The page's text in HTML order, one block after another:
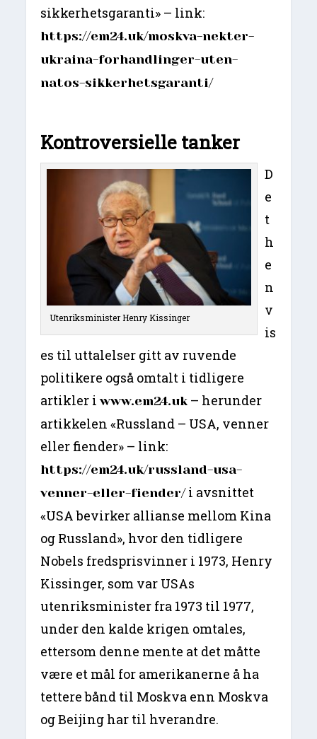
sikkerhetsgaranti» – link:
https://em24.uk/moskva-nekter-
ukraina-forhandlinger-uten-
natos-sikkerhetsgaranti/
Kontroversielle tanker
Utenriksminister Henry Kissinger
D
e
t
h
e
n
v
is
es til uttalelser gitt av ruvende
politikere også omtalt i tidligere
artikler iwww.em24.uk– herunder
artikkelen «Russland – USA, venner
eller fiender» – link:
https://em24.uk/russland-usa-
venner-eller-fiender/i avsnittet
«USA bevirker allianse mellom Kina
og Russland», hvor den tidligere
Nobels fredsprisvinner i 1973, Henry
Kissinger, som var USAs
utenriksminister fra 1973 til 1977,
under den kalde krigen omtales,
ettersom denne mente at det måtte
være et mål for amerikanerne å ha
tettere bånd til Moskva enn Moskva
og Beijing har til hverandre.